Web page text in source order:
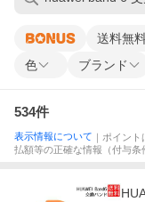
送料無
色
ブランド
534件
表示情報について ｜ポイン
払額等の正確な情報（付与